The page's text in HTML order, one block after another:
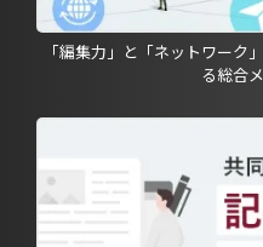
「編集力」と「ネットワーク
る総合